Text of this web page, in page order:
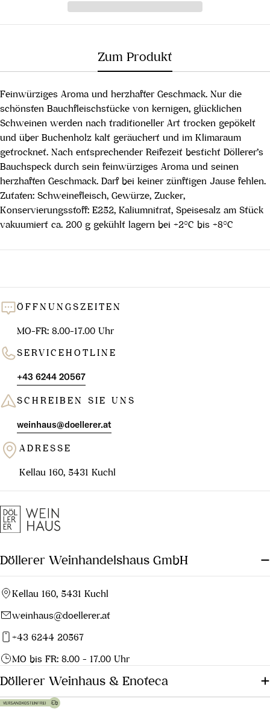
Zum Produkt
Feinwürziges Aroma und herzhafter Geschmack. Nur die
schönsten Bauchfleischstücke von kernigen, glücklichen
Schweinen werden nach traditioneller Art trocken gepökelt
und über Buchenholz kalt geräuchert und im Klimaraum
getrocknet. Nach entsprechender Reifezeit besticht Döllerer’s
Bauchspeck durch sein feinwürziges Aroma und seinen
herzhaften Geschmack. Darf bei keiner zünftigen Jause fehlen.
Zutaten: Schweinefleisch, Gewürze, Zucker,
Konservierungsstoff: E252, Kaliumnitrat, Speisesalz am Stück
vakuumiert ca. 200 g gekühlt lagern bei +2°C bis +8°C
ÖFFNUNGSZEITEN
MO-FR: 8.00-17.00 Uhr
SERVICEHOTLINE
+43 6244 20567
SCHREIBEN SIE UNS
weinhaus@doellerer.at
ADRESSE
Kellau 160, 5431 Kuchl
Döllerer Weinhandelshaus GmbH
Kellau 160, 5431 Kuchl
weinhaus@doellerer.at
+43 6244 20567
MO bis FR: 8.00 - 17.00 Uhr
Döllerer Weinhaus & Enoteca